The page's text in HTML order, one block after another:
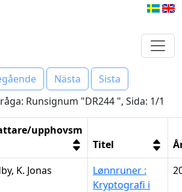
Nästa
Sista
Runsignum "DR244 ", Sida: 1/1
upphovsm
Titel
K. Jonas
Lønnruner :
Kryptografi i